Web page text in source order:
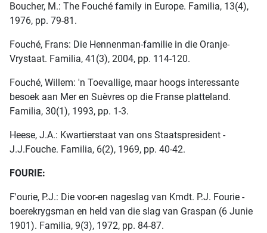
Boucher, M.: The Fouché family in Europe. Familia, 13(4),
1976, pp. 79-81.
Fouché, Frans: Die Hennenman-familie in die Oranje-
Vrystaat. Familia, 41(3), 2004, pp. 114-120.
Fouché, Willem: 'n Toevallige, maar hoogs interessante
besoek aan Mer en Suèvres op die Franse platteland.
Familia, 30(1), 1993, pp. 1-3.
Heese, J.A.: Kwartierstaat van ons Staatspresident -
J.J.Fouche. Familia, 6(2), 1969, pp. 40-42.
FOURIE:
F'ourie, P.J.: Die voor-en nageslag van Kmdt. P.J. Fourie -
boerekrygsman en held van die slag van Graspan (6 Junie
1901). Familia, 9(3), 1972, pp. 84-87.